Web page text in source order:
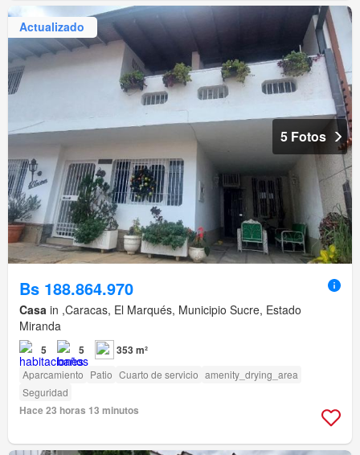
Actualizado
5 Fotos
Bs 188.864.970
Casa in ,Caracas, El Marqués, Municipio Sucre, Estado
Miranda
5 5 353 m²
Aparcamiento Patio Cuarto de servicio amenity_drying_area
Seguridad
Hace 23 horas 13 minutos